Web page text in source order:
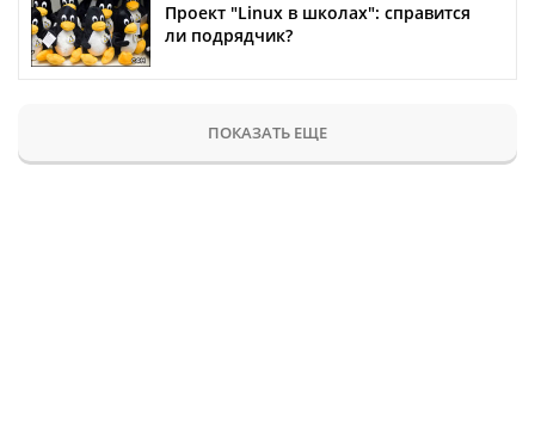
Проект "Linux в школах": справится
ли подрядчик?
ПОКАЗАТЬ ЕЩЕ